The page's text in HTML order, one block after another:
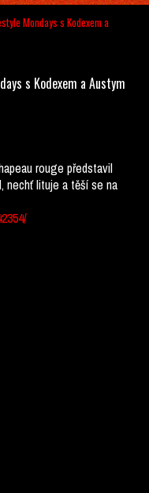
Mondays s Kodexem a
s Kodexem a Austym
rouge představil
nechť lituje a těší se na